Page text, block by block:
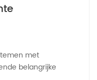
met
belangrijke